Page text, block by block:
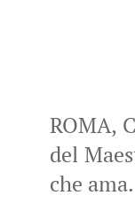
ROMA,
del
che ama.